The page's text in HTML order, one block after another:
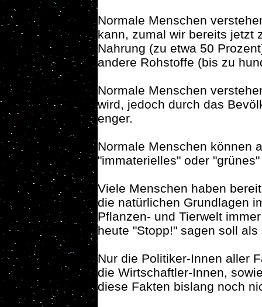
Normale Menschen
kann, zumal wir bereits jetzt
Nahrung (zu etwa 50
andere Rohstoffe (bis zu
Normale Menschen
wird, jedoch durch das
enger.
Normale Menschen können
"immaterielles" oder
Viele Menschen haben
die natürlichen Grundlagen
Pflanzen- und Tierwelt
heute "Stopp!" sagen soll als
Nur die Politiker-Innen aller
die Wirtschaftler-Innen,
diese Fakten bislang noch